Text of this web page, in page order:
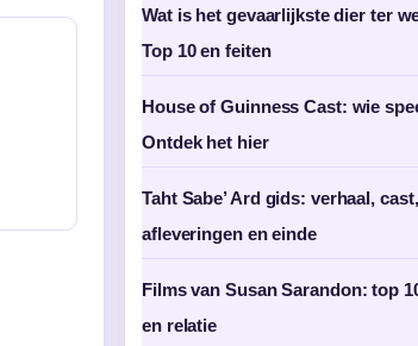
Wat is het gevaarlijkste dier ter
Top 10 en feiten
House of Guinness Cast: wie
Ontdek het hier
Taht Sabe’ Ard gids: verhaal, cast,
afleveringen en einde
Films van Susan Sarandon: top
en relatie